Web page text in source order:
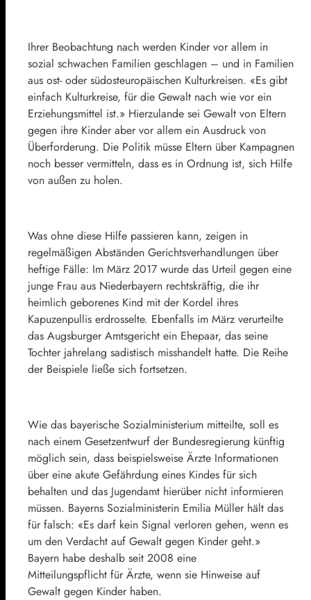
Ihrer Beobachtung nach werden Kinder vor allem in
sozial schwachen Familien geschlagen – und in Familien
aus ost- oder südosteuropäischen Kulturkreisen. «Es gibt
einfach Kulturkreise, für die Gewalt nach wie vor ein
Erziehungsmittel ist.» Hierzulande sei Gewalt von Eltern
gegen ihre Kinder aber vor allem ein Ausdruck von
Überforderung. Die Politik müsse Eltern über Kampagnen
noch besser vermitteln, dass es in Ordnung ist, sich Hilfe
von außen zu holen.
Was ohne diese Hilfe passieren kann, zeigen in
regelmäßigen Abständen Gerichtsverhandlungen über
heftige Fälle: Im März 2017 wurde das Urteil gegen eine
junge Frau aus Niederbayern rechtskräftig, die ihr
heimlich geborenes Kind mit der Kordel ihres
Kapuzenpullis erdrosselte. Ebenfalls im März verurteilte
das Augsburger Amtsgericht ein Ehepaar, das seine
Tochter jahrelang sadistisch misshandelt hatte. Die Reihe
der Beispiele ließe sich fortsetzen.
Wie das bayerische Sozialministerium mitteilte, soll es
nach einem Gesetzentwurf der Bundesregierung künftig
möglich sein, dass beispielsweise Ärzte Informationen
über eine akute Gefährdung eines Kindes für sich
behalten und das Jugendamt hierüber nicht informieren
müssen. Bayerns Sozialministerin Emilia Müller hält das
für falsch: «Es darf kein Signal verloren gehen, wenn es
um den Verdacht auf Gewalt gegen Kinder geht.»
Bayern habe deshalb seit 2008 eine
Mitteilungspflicht für Ärzte, wenn sie Hinweise auf
Gewalt gegen Kinder haben.